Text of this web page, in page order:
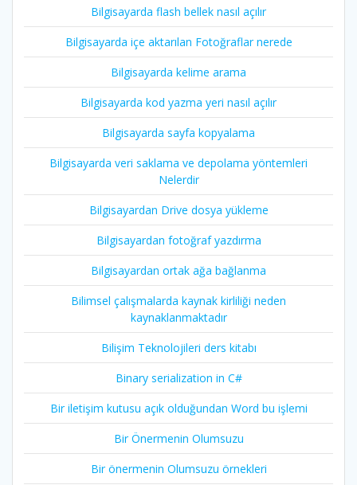
Bilgisayarda flash bellek nasıl açılır
Bilgisayarda içe aktarılan Fotoğraflar nerede
Bilgisayarda kelime arama
Bilgisayarda kod yazma yeri nasıl açılır
Bilgisayarda sayfa kopyalama
Bilgisayarda veri saklama ve depolama yöntemleri
Nelerdir
Bilgisayardan Drive dosya yükleme
Bilgisayardan fotoğraf yazdırma
Bilgisayardan ortak ağa bağlanma
Bilimsel çalışmalarda kaynak kirliliği neden
kaynaklanmaktadır
Bilişim Teknolojileri ders kitabı
Binary serialization in C#
Bir iletişim kutusu açık olduğundan Word bu işlemi
Bir Önermenin Olumsuzu
Bir önermenin Olumsuzu örnekleri